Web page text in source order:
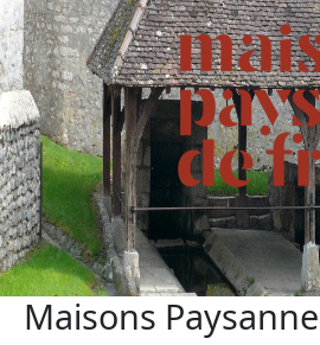
Maisons